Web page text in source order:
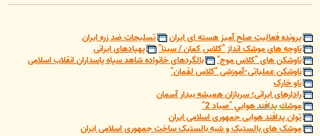
پرونده فعالیت صلح آمیز هسته ای ایران
تسلیحات ضد زره ایران
ناوچه های موشک انداز "کلاس کمان / سینا"
پهپادهای ایرانی
ناوشکن های "کلاس موج"
بالگردهای خانواده شاهد سپاه پاسداران انقلاب اسلامی
ناوشکن عملیاتی-آموزشی "کلاس لقمان"
ناو خارک
رادارهای ایرانی؛ سربازان همیشه بیدار آسمان
موشك پدافند هوايي "صياد 2"
توان پدافند هوایی جمهوری اسلامی ایران
موشک های بالستیک و شبه بالستیک ساخت جمهوری اسلامی ایران